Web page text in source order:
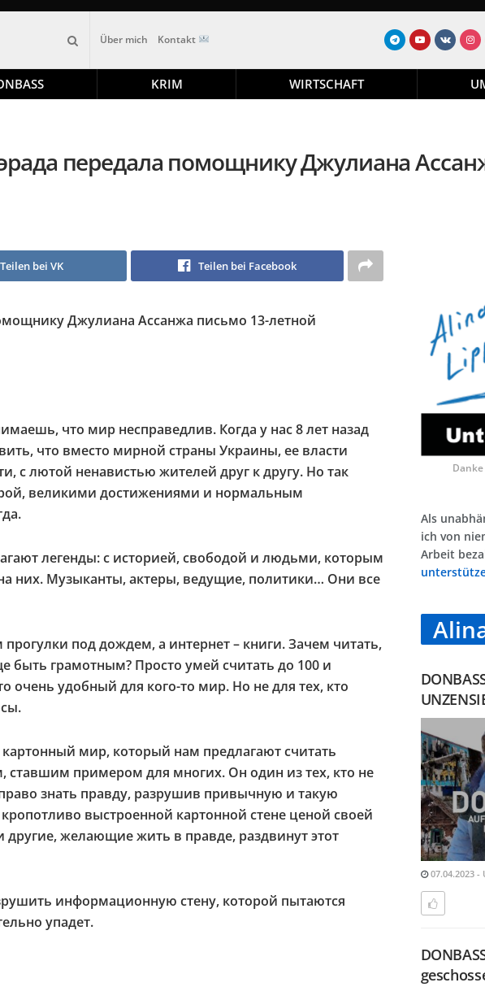
Über mich Kontakt
KRIM WIRTSCHAFT
передала помощнику Джулиана
Teilen bei VK Teilen bei Facebook
Джулиана Ассанжа письмо 13-летной
что мир несправедлив. Когда у нас 8 лет назад
что вместо мирной страны Украины, ее власти
с лютой ненавистью жителей друг к другу. Но так
великими достижениями и нормальным
легенды: с историей, свободой и людьми, которым
них. Музыканты, актеры, ведущие, политики… Они все
под дождем, а интернет – книги. Зачем читать,
грамотным? Просто умей считать до 100 и
очень удобный для кого-то мир. Но не для тех, кто
мир, который нам предлагают считать
примером для многих. Он один из тех, кто не
знать правду, разрушив привычную и такую
выстроенной картонной стене ценой своей
другие, желающие жить в правде, раздвинут этот
информационную стену, которой пытаются
упадет.
Als
ich von
Arbeit
07.04.2023 -